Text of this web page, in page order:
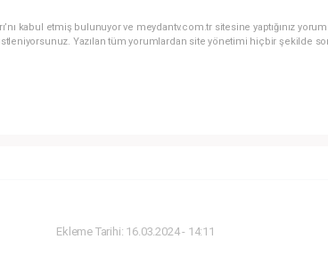
kabul etmiş bulunuyor ve meydantv.com.tr sitesine yaptığınız
Yazılan tüm yorumlardan site yönetimi hiçbir şekilde
Ekleme Tarihi: 16.03.2024 - 14:11